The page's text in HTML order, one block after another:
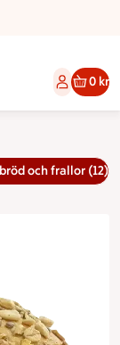
0 kr
och frallor (12)